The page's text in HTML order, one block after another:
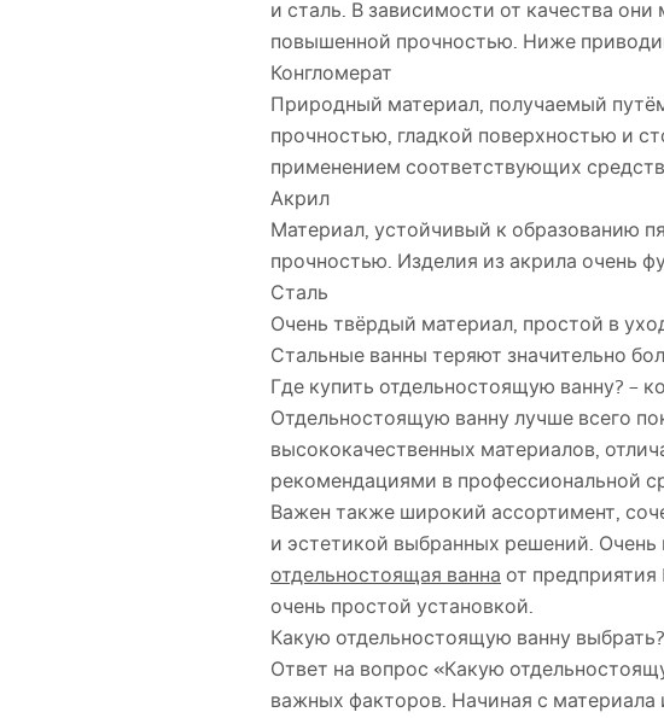
и сталь. В зависимости от качества
повышенной прочностью. Ниже
Конгломерат
Природный материал, получаемый
прочностью, гладкой поверхностью и
применением соответствующих
Акрил
Материал, устойчивый к образованию
прочностью. Изделия из акрила очень
Сталь
Очень твёрдый материал, простой в
Стальные ванны теряют значительно
Где купить отдельностоящую ванну? –
Отдельностоящую ванну лучше всего
высококачественных материалов,
рекомендациями в профессиональной
Важен также широкий ассортимент,
и эстетикой выбранных решений.
отдельностоящая ванна от предприятия
очень простой установкой.
Какую отдельностоящую ванну
Ответ на вопрос «Какую
важных факторов. Начиная с